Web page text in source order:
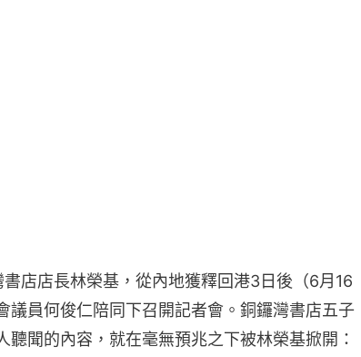
書店店長林榮基，從內地獲釋回港3日後（6月16
議員何俊仁陪同下召開記者會。銅鑼灣書店五子
聽聞的內容，就在毫無預兆之下被林榮基掀開：